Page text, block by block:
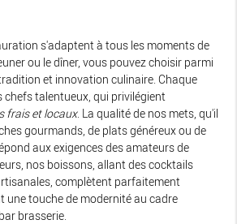
s'adaptent à tous les moments de
ou le dîner, vous pouvez choisir parmi
et innovation culinaire. Chaque
talentueux, qui privilégient
frais et locaux. La qualité de nos mets, qu'il
gourmands, de plats généreux ou de
aux exigences des amateurs de
nos boissons, allant des cocktails
complètent parfaitement
une touche de modernité au cadre
brasserie.